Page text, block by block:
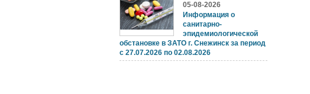
05-08-2026
Информация о
санитарно-
эпидемиологической
обстановке в ЗАТО г. Снежинск за период
с 27.07.2026 по 02.08.2026